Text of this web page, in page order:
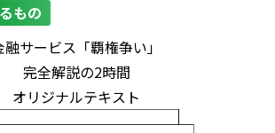
もの
融サービス「覇権争い」
完全解説の2時間
オリジナルテキスト